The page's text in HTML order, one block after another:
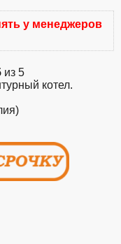
у менеджеров
из 5
котел.